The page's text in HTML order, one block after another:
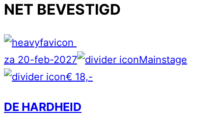
NET BEVESTIGD
za 20-feb-2027
Mainstage
€ 18,-
DE HARDHEID